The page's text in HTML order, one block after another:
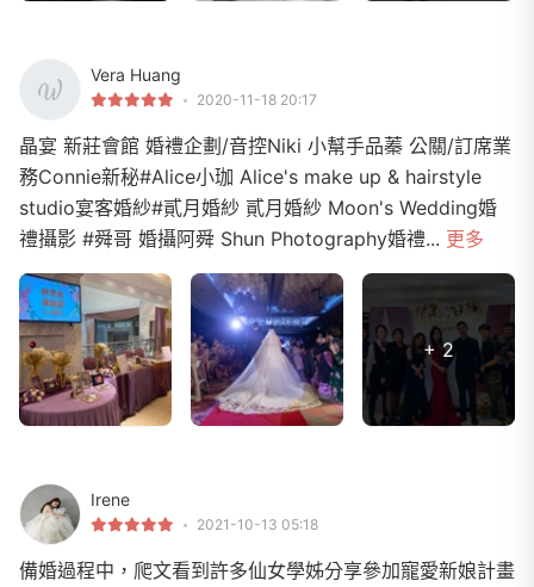
Vera Huang
2020-11-18 20:17
晶宴 新莊會館 婚禮企劃/音控Niki 小幫手品蓁 公關/訂席業
務Connie新秘#Alice小珈 Alice's make up & hairstyle
studio宴客婚紗#貳月婚紗 貳月婚紗 Moon's Wedding婚
禮攝影 #舜哥 婚攝阿舜 Shun Photography婚禮... 更多
+ 2
Irene
2021-10-13 05:18
備婚過程中，爬文看到許多仙女學姊分享參加寵愛新娘計畫